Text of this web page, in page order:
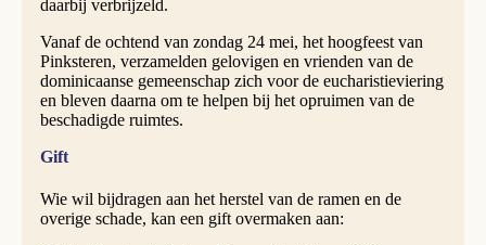
daarbij verbrijzeld.
Vanaf de ochtend van zondag 24 mei, het hoogfeest van
Pinksteren, verzamelden gelovigen en vrienden van de
dominicaanse gemeenschap zich voor de eucharistieviering
en bleven daarna om te helpen bij het opruimen van de
beschadigde ruimtes.
Gift
Wie wil bijdragen aan het herstel van de ramen en de
overige schade, kan een gift overmaken aan: